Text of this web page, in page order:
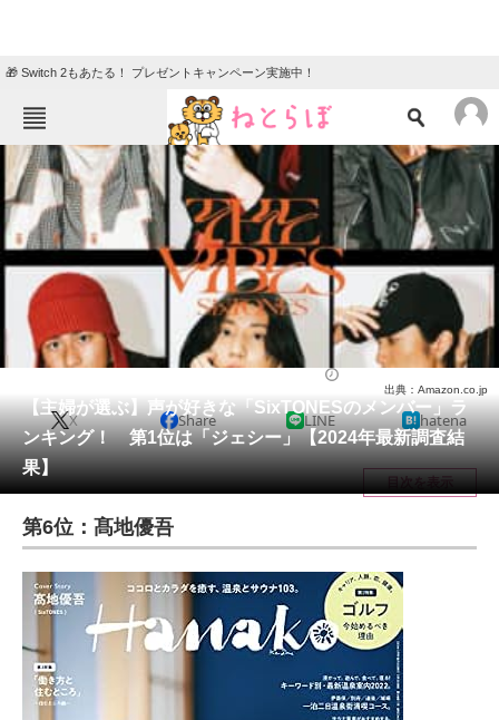
🎁 Switch 2もあたる！ プレゼントキャンペーン実施中！
ねとらぼメニュー
TOP ニュース
エンタメ クイズ
グルメ 地域
住まい 教育・育児
動物 リサーチ
会員記事
メディア
注目記事を集めた総合ページ
ITの今と未来を見通す
スマホと通信の最新トレンド
進化するPCとデバイスの未来
好きが集まる 比べて選べる
【主婦が選ぶ】声が好きな「SixTONESのメンバー」ラ
ンキング！ 第1位は「ジェシー」【2024年最新調査結
果】
出典：Amazon.co.jp
X Share LINE hatena
目次を表示
第6位：髙地優吾